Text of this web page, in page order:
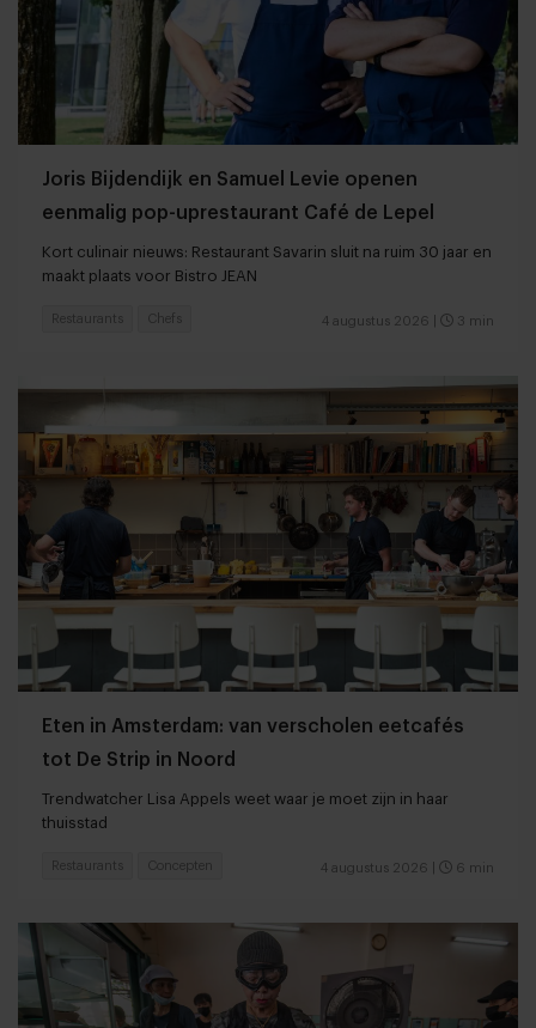
Joris Bijdendijk en Samuel Levie openen
eenmalig pop-uprestaurant Café de Lepel
Kort culinair nieuws: Restaurant Savarin sluit na ruim 30 jaar en
maakt plaats voor Bistro JEAN
4 augustus 2026 3 min
Restaurants Chefs
Eten in Amsterdam: van verscholen eetcafés
tot De Strip in Noord
Trendwatcher Lisa Appels weet waar je moet zijn in haar
thuisstad
4 augustus 2026 6 min
Restaurants Concepten